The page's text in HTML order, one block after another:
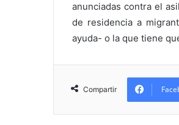
anunciadas contra el
de residencia a
ayuda- o la que tiene
Compartir